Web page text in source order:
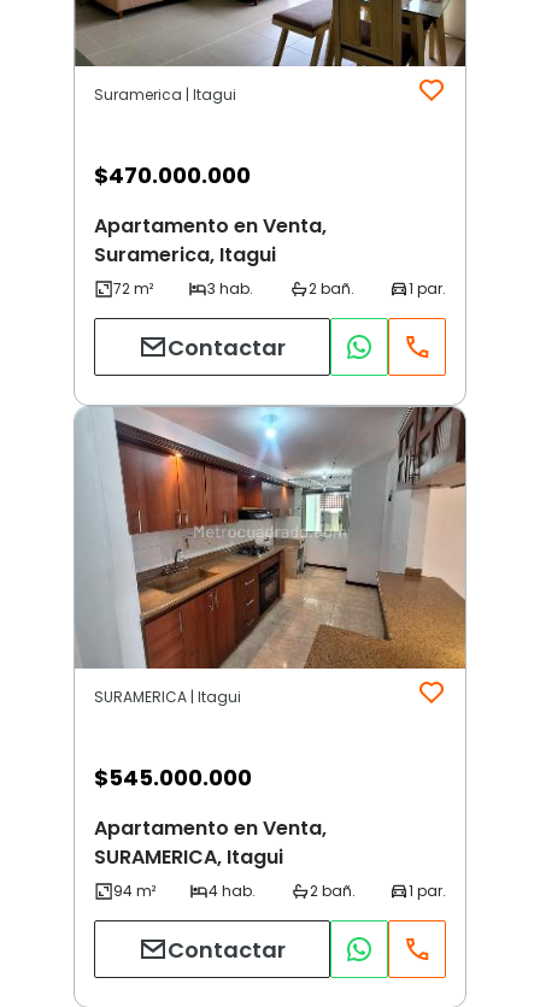
Suramerica | Itagui
$470.000.000
Apartamento en Venta,
Suramerica, Itagui
Contactar
SURAMERICA | Itagui
$545.000.000
Apartamento en Venta,
SURAMERICA, Itagui
Contactar